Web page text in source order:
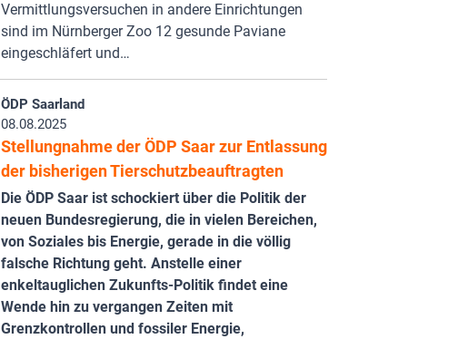
Vermittlungsversuchen in andere Einrichtungen
sind im Nürnberger Zoo 12 gesunde Paviane
eingeschläfert und…
ÖDP Saarland
08.08.2025
Stellungnahme der ÖDP Saar zur Entlassung
der bisherigen Tierschutzbeauftragten
Die ÖDP Saar ist schockiert über die Politik der
neuen Bundesregierung, die in vielen Bereichen,
von Soziales bis Energie, gerade in die völlig
falsche Richtung geht. Anstelle einer
enkeltauglichen Zukunfts-Politik findet eine
Wende hin zu vergangen Zeiten mit
Grenzkontrollen und fossiler Energie,